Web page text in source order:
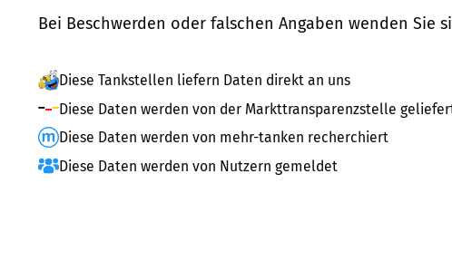
Bei Beschwerden oder falschen Angaben wenden Sie
Diese Tankstellen liefern Daten direkt an uns
Diese Daten werden von der Markttransparenzstelle
Diese Daten werden von mehr-tanken recherchiert
Diese Daten werden von Nutzern gemeldet